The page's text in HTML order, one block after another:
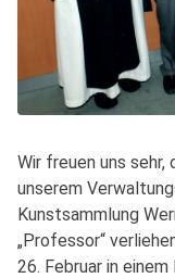
Wir freuen uns sehr,
unserem
Kunstsammlung
„Professor“
26. Februar in